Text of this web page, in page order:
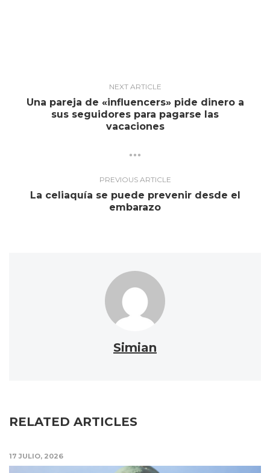
NEXT ARTICLE
Una pareja de «influencers» pide dinero a
sus seguidores para pagarse las
vacaciones
PREVIOUS ARTICLE
La celiaquía se puede prevenir desde el
embarazo
Simian
RELATED ARTICLES
17 JULIO, 2026